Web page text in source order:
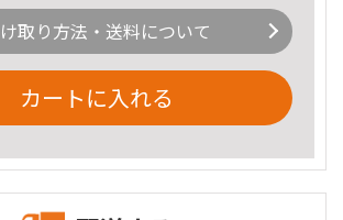
取り方法・送料について
カートに入れる